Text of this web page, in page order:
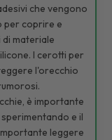
che vengono
per coprire e
materiale
I cerotti per
l'orecchio
è importante
e il
leggere